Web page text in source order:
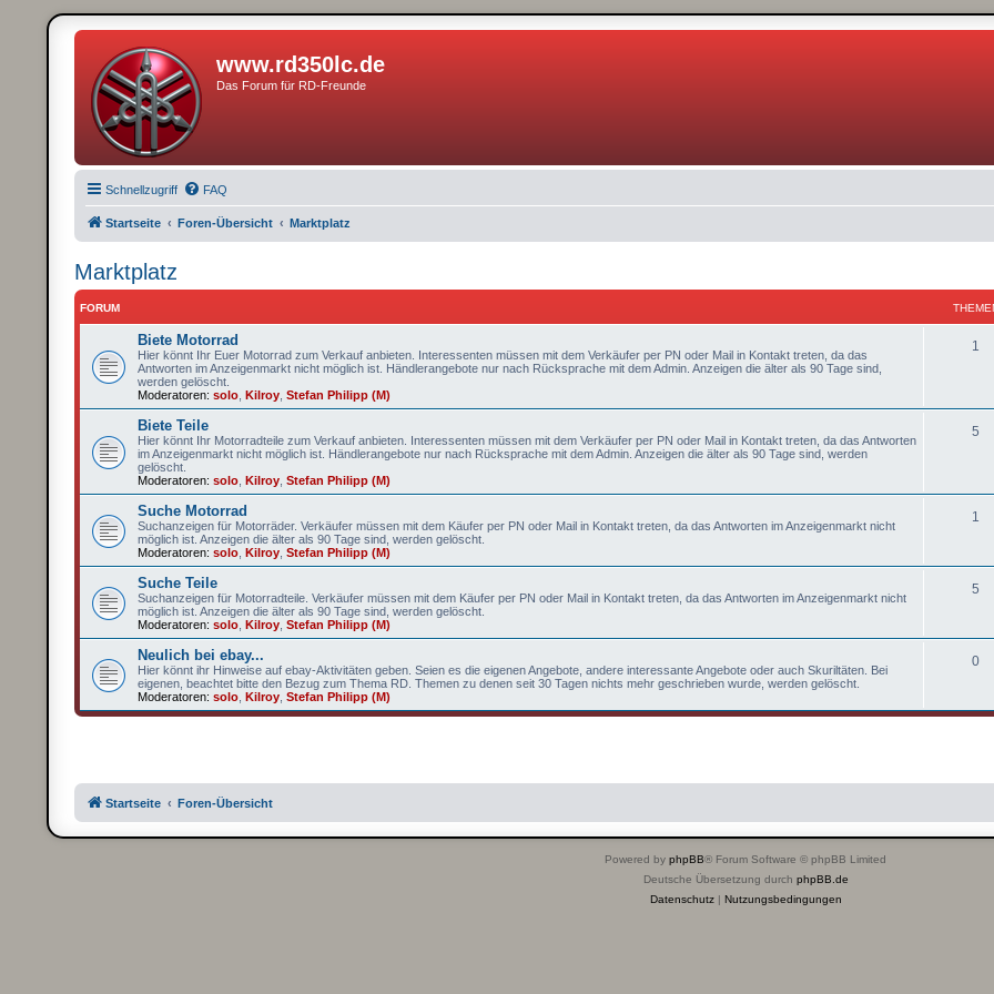
www.rd350lc.de
Das Forum für RD-Freunde
Schnellzugriff FAQ
Startseite Foren-Übersicht Marktplatz
Marktplatz
FORUM
Biete Motorrad
Hier könnt Ihr Euer Motorrad zum Verkauf anbieten. Interessenten müssen mit dem Verkäufer per PN oder Mail in Kontakt treten, da das
Antworten im Anzeigenmarkt nicht möglich ist. Händlerangebote nur nach Rücksprache mit dem Admin. Anzeigen die älter als 90 Tage sind,
werden gelöscht.
Moderatoren: solo ,Kilroy ,Stefan Philipp (M)
1
Biete Teile
Hier könnt Ihr Motorradteile zum Verkauf anbieten. Interessenten müssen mit dem Verkäufer per PN oder Mail in Kontakt treten, da das Antworten
im Anzeigenmarkt nicht möglich ist. Händlerangebote nur nach Rücksprache mit dem Admin. Anzeigen die älter als 90 Tage sind, werden
gelöscht.
Moderatoren: solo ,Kilroy ,Stefan Philipp (M)
5
Suche Motorrad
Suchanzeigen für Motorräder. Verkäufer müssen mit dem Käufer per PN oder Mail in Kontakt treten, da das Antworten im Anzeigenmarkt nicht
möglich ist. Anzeigen die älter als 90 Tage sind, werden gelöscht.
Moderatoren: solo ,Kilroy ,Stefan Philipp (M)
1
Suche Teile
Suchanzeigen für Motorradteile. Verkäufer müssen mit dem Käufer per PN oder Mail in Kontakt treten, da das Antworten im Anzeigenmarkt nicht
möglich ist. Anzeigen die älter als 90 Tage sind, werden gelöscht.
Moderatoren: solo ,Kilroy ,Stefan Philipp (M)
5
Neulich bei ebay...
Hier könnt ihr Hinweise auf ebay-Aktivitäten geben. Seien es die eigenen Angebote, andere interessante Angebote oder auch Skuriltäten. Bei
eigenen, beachtet bitte den Bezug zum Thema RD. Themen zu denen seit 30 Tagen nichts mehr geschrieben wurde, werden gelöscht.
Moderatoren: solo ,Kilroy ,Stefan Philipp (M)
0
Startseite Foren-Übersicht
Powered by phpBB® Forum Software © phpBB Limited
Deutsche Übersetzung durch phpBB.de
Datenschutz| Nutzungsbedingungen